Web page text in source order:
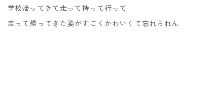
学校帰ってきて走って持って行って
走って帰ってきた姿がすごくかわいくて忘れられん